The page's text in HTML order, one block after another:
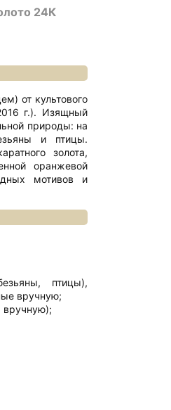
24К
от культового
г.). Изящный
природы: на
и птицы.
золота,
оранжевой
мотивов и
птицы),
вручную;
вручную);